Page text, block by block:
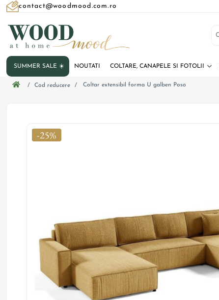
contact@woodmood.com.ro
SUMMER SALE ☀️ NOUTATI COLTARE, CANAPELE SI FOTOLII
/ Cod reducere / Coltar extensibil forma U galben Poso
-25%